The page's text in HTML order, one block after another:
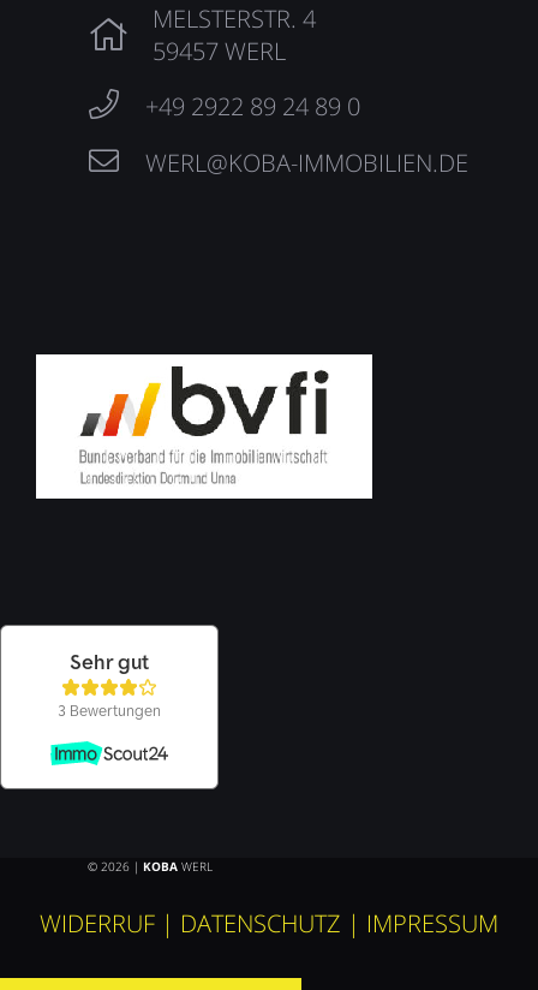
MELSTERSTR. 4
59457 WERL
+49 2922 89 24 89 0
WERL@KOBA-IMMOBILIEN.DE
© 2026 | KOBA WERL
WIDERRUF | DATENSCHUTZ | IMPRESSUM